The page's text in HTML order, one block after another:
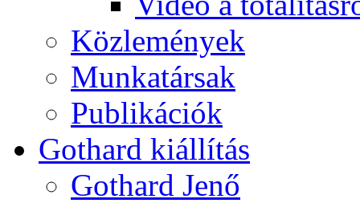
Köz­le­mé­nyek
Mun­ka­tár­sak
Pub­li­ká­ci­ók
Got­hard ki­ál­lí­tás
Got­hard Je­nő